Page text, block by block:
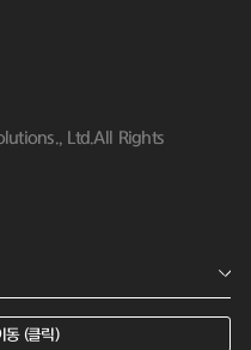
Ltd.All Rights
동 (클릭)